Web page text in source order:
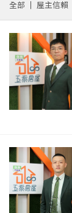
全部 ｜ 屋主信賴